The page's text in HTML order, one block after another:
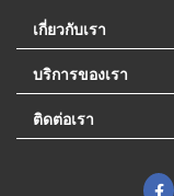
เกี่ยวกับเรา
บริการของเรา
ติดต่อเรา